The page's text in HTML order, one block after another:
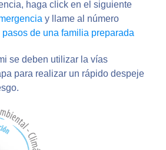
haga click en el siguiente
y llame al número
pasos de una familia preparada
se deben utilizar la vías
para realizar un rápido despeje